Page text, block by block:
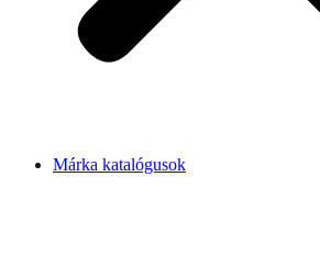
Márka katalógusok